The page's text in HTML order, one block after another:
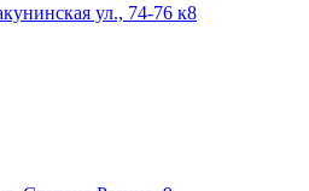
ул., 74-76 к8